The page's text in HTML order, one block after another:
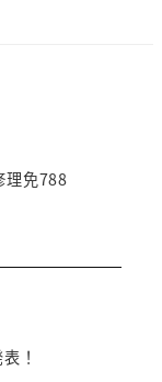
理免788
！